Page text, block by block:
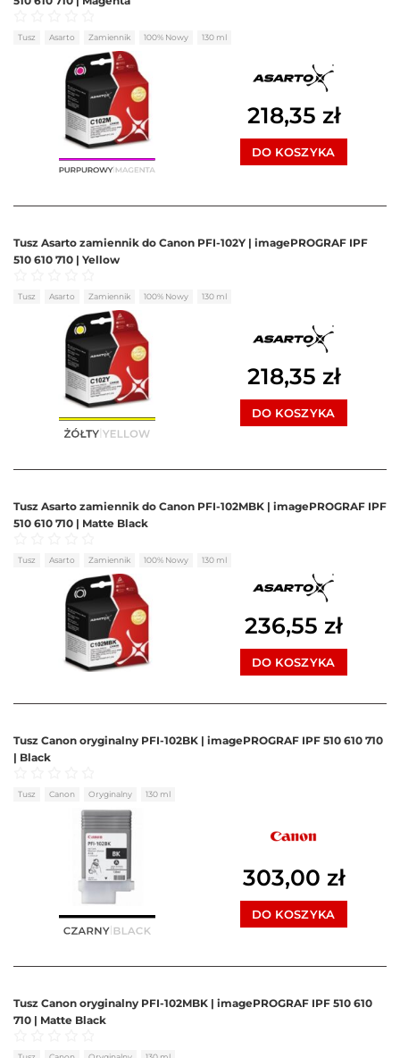
Oceniono0 na 5
Tusz Asarto Zamiennik 100% Nowy 130 ml
218,35 zł
DO KOSZYKA
Tusz Asarto zamiennik do Canon PFI-102Y | imagePROGRAF IPF
510 610 710 | Yellow
Oceniono0 na 5
Tusz Asarto Zamiennik 100% Nowy 130 ml
218,35 zł
DO KOSZYKA
Tusz Asarto zamiennik do Canon PFI-102MBK | imagePROGRAF IPF
510 610 710 | Matte Black
Oceniono0 na 5
Tusz Asarto Zamiennik 100% Nowy 130 ml
236,55 zł
DO KOSZYKA
Tusz Canon oryginalny PFI-102BK | imagePROGRAF IPF 510 610 710
| Black
Oceniono
Tusz Canon Oryginalny 130 ml
303,00 zł
DO KOSZYKA
Tusz Canon oryginalny PFI-102MBK | imagePROGRAF IPF 510 610
710 | Matte Black
Oceniono